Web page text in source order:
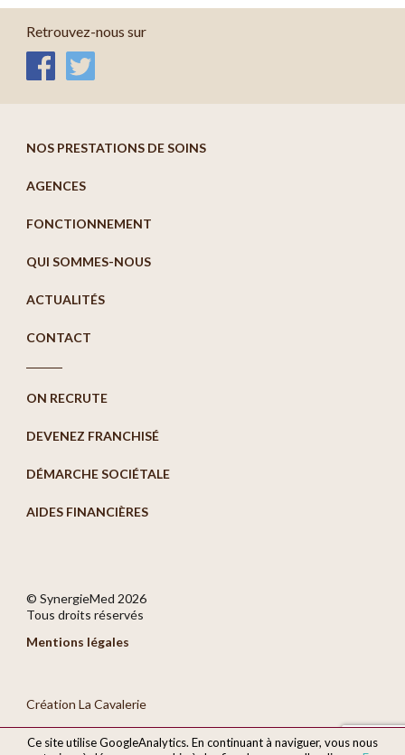
Ce site utilise GoogleAnalytics. En continuant à naviguer, vous nous
Retrouvez-nous sur
NOS PRESTATIONS DE SOINS
AGENCES
FONCTIONNEMENT
QUI SOMMES-NOUS
ACTUALITÉS
CONTACT
ON RECRUTE
DEVENEZ FRANCHISÉ
DÉMARCHE SOCIÉTALE
AIDES FINANCIÈRES
© SynergieMed 2026
Tous droits réservés
Mentions légales
Création La Cavalerie